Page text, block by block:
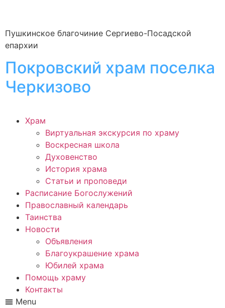
Пушкинское благочиние Сергиево-Посадской
епархии
Покровский храм поселка
Черкизово
Храм
Виртуальная экскурсия по храму
Воскресная школа
Духовенство
История храма
Статьи и проповеди
Расписание Богослужений
Православный календарь
Таинства
Новости
Объявления
Благоукрашение храма
Юбилей храма
Помощь храму
Контакты
Menu